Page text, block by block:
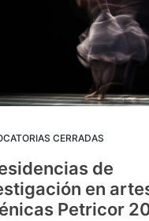
CERRADAS
de
en
Petricor